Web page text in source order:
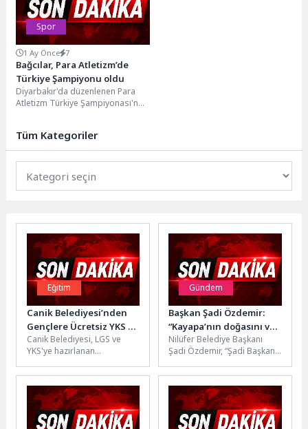
Spor
1 Ay Önce 7
Bağcılar, Para Atletizm’de
Türkiye Şampiyonu oldu
Diyarbakır'da düzenlenen Para
Atletizm Türkiye Şampiyonası'nda
3...
Tüm Kategoriler
Eğitim
Canik Belediyesi’nden
Gençlere Ücretsiz YKS ve
LGS Simülasyonu
Canik Belediyesi, LGS ve
YKS'ye hazırlanan
'Bilişsel Beceri Sınavı' ile
'Süreç İzleme...
Gündem
Başkan Şadi Özdemir:
“Kayapa’nın doğasını ve
toprağını korumakta
kararlıyız”
Nilüfer Belediye Başkanı
Şadi Özdemir, “Şadi Başkan
buluşmaları kapsamında
Kayapa Mahallesi
sakinleriyle...